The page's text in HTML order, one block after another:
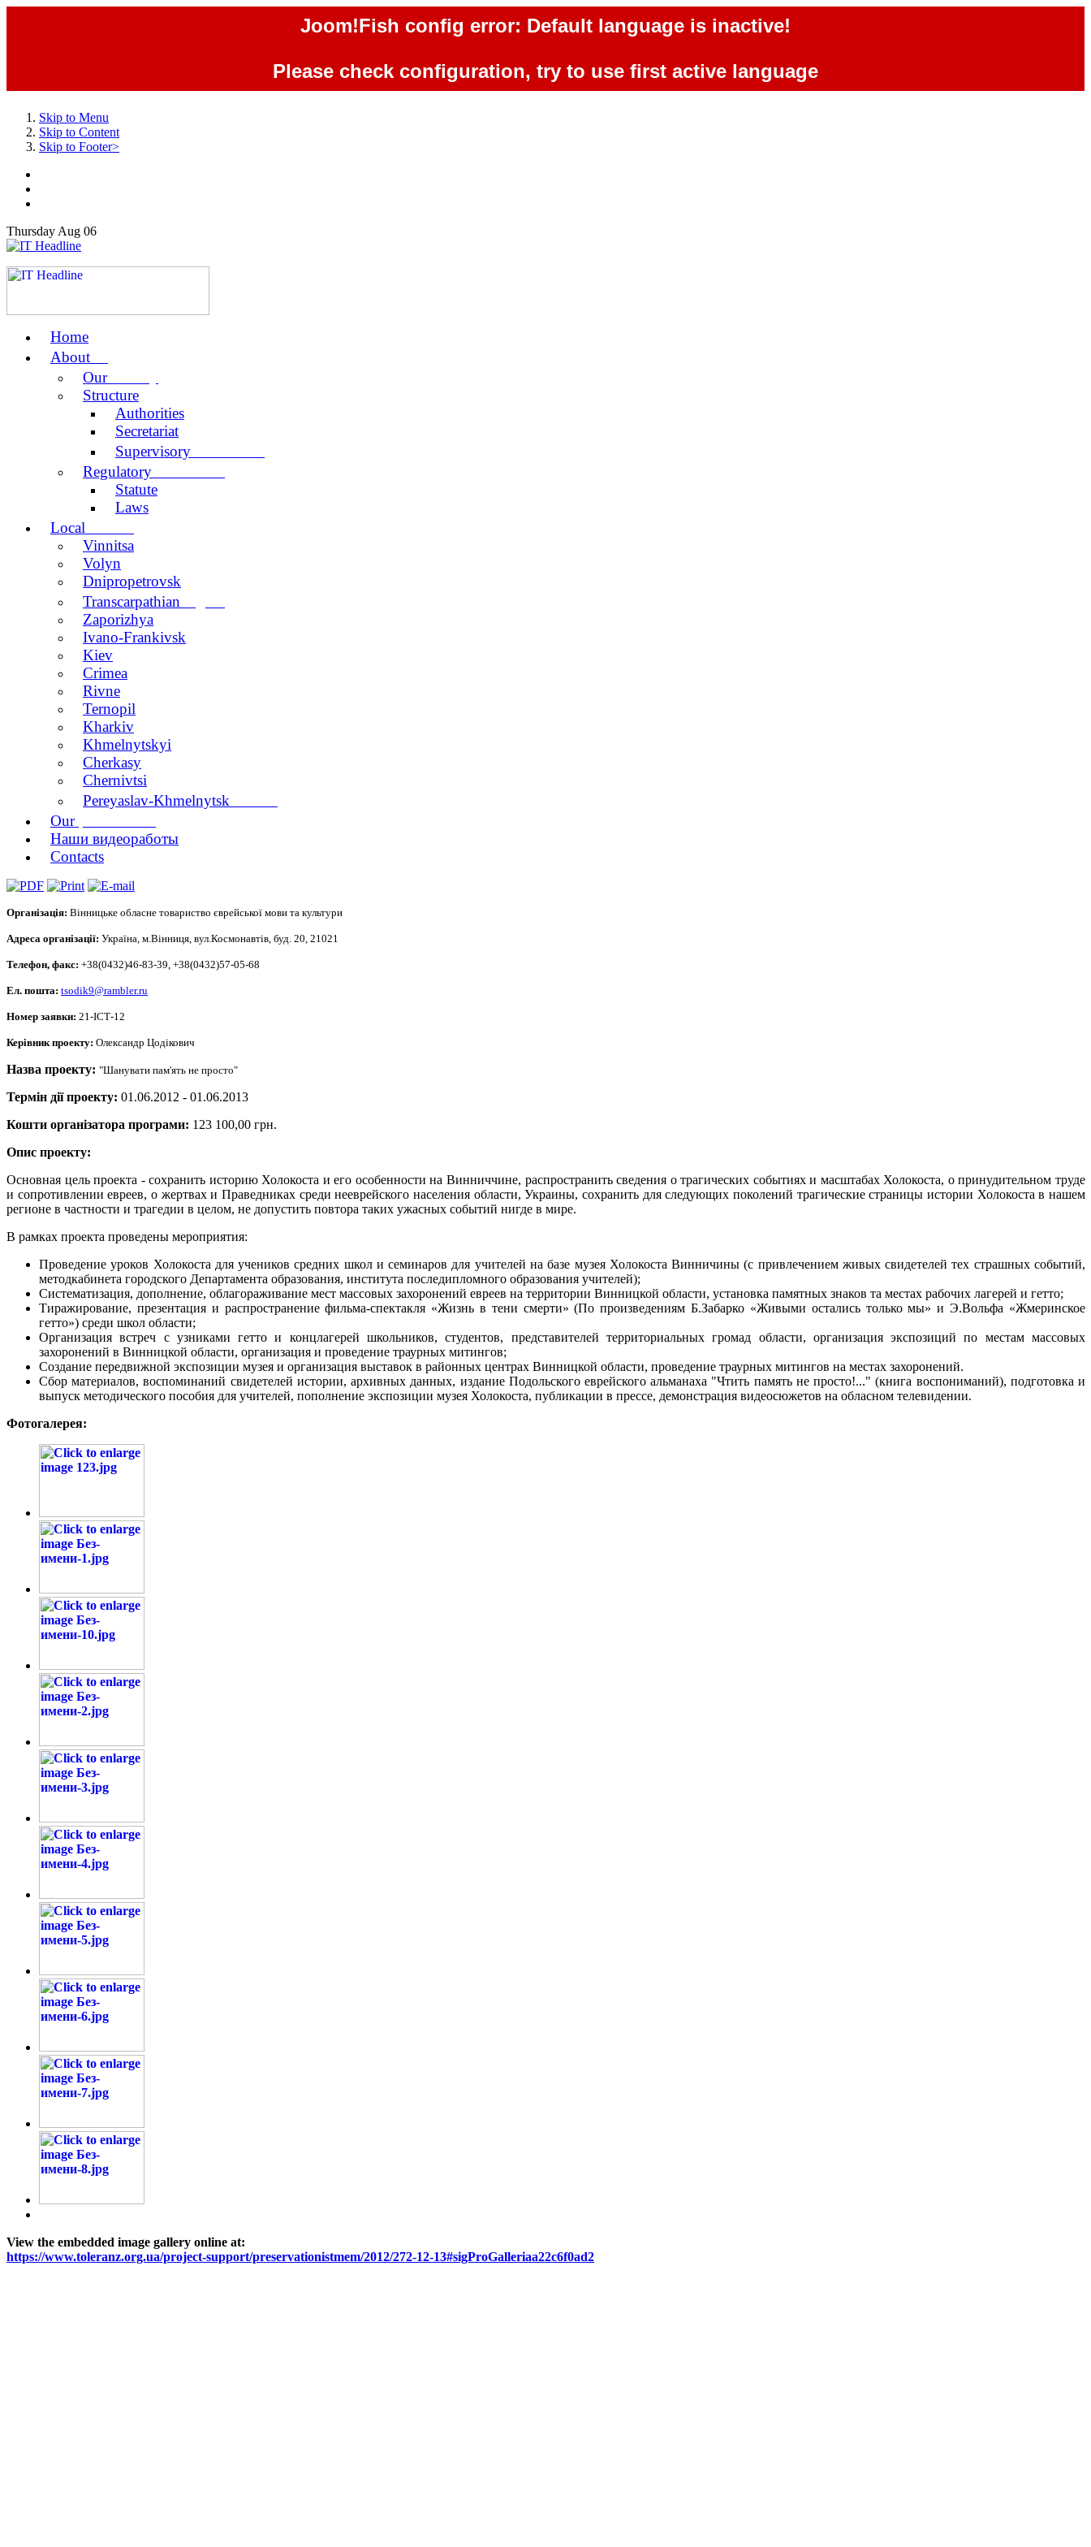
Joom!Fish config error: Default language is inactive!
Please check configuration, try to use first active language
Skip to Menu
Skip to Content
Skip to Footer>
Thursday Aug 06
Home
About
Ouractivity
Structure
Authorities
Secretariat
Supervisory
Regulatory
Statute
Laws
Local
Vinnitsa
Volyn
Dnipropetrovsk
Transcarpathian
Zaporizhya
Ivano-Frankivsk
Kiev
Crimea
Rivne
Ternopil
Kharkiv
Khmelnytskyi
Cherkasy
Chernivtsi
Pereyaslav-Khmelnytsk
Ourpublications
Наши видеоработы
Contacts
Організація: Вінницьке обласне товариство єврейської мови та культури
Адреса організації: Україна, м.Вінниця, вул.Космонавтів, буд. 20, 21021
Телефон, факс: +38(0432)46-83-39, +38(0432)57-05-68
Ел. пошта: tsodik9@rambler.ru
Номер заявки: 21-ІСТ-12
Керівник проекту: Олександр Цодікович
Назва проекту: "Шанувати пам'ять не просто"
Термін дії проекту: 01.06.2012 - 01.06.2013
Кошти організатора програми: 123 100,00 грн.
Опис проекту:
Основная цель проекта - сохранить историю Холокоста и его особенности на Винниччине, распространить сведения о трагических событиях и масштабах Холокоста, о принудительном труде
и сопротивлении евреев, о жертвах и Праведниках среди нееврейского населения области, Украины, сохранить для следующих поколений трагические страницы истории Холокоста в нашем
регионе в частности и трагедии в целом, не допустить повтора таких ужасных событий нигде в мире.
В рамках проекта проведены мероприятия:
Проведение уроков Холокоста для учеников средних школ и семинаров для учителей на базе музея Холокоста Винничины (с привлечением живых свидетелей тех страшных событий,
методкабинета городского Департамента образования, института последипломного образования учителей);
Систематизация, дополнение, облагораживание мест массовых захоронений евреев на территории Винницкой области, установка памятных знаков та местах рабочих лагерей и гетто;
Тиражирование, презентация и распространение фильма-спектакля «Жизнь в тени смерти» (По произведениям Б.Забарко «Живыми остались только мы» и Э.Вольфа «Жмеринское
гетто») среди школ области;
Организация встреч с узниками гетто и концлагерей школьников, студентов, представителей территориальных громад области, организация экспозиций по местам массовых
захоронений в Винницкой области, организация и проведение траурных митингов;
Создание передвижной экспозиции музея и организация выставок в районных центрах Винницкой области, проведение траурных митингов на местах захоронений.
Сбор материалов, воспоминаний свидетелей истории, архивных данных, издание Подольского еврейского альманаха "Чтить память не просто!..." (книга воспониманий), подготовка и
выпуск методического пособия для учителей, пополнение экспозиции музея Холокоста, публикации в прессе, демонстрация видеосюжетов на обласном телевидении.
Фотогалерея:
View the embedded image gallery online at:
https://www.toleranz.org.ua/project-support/preservationistmem/2012/272-12-13#sigProGalleriaa22c6f0ad2